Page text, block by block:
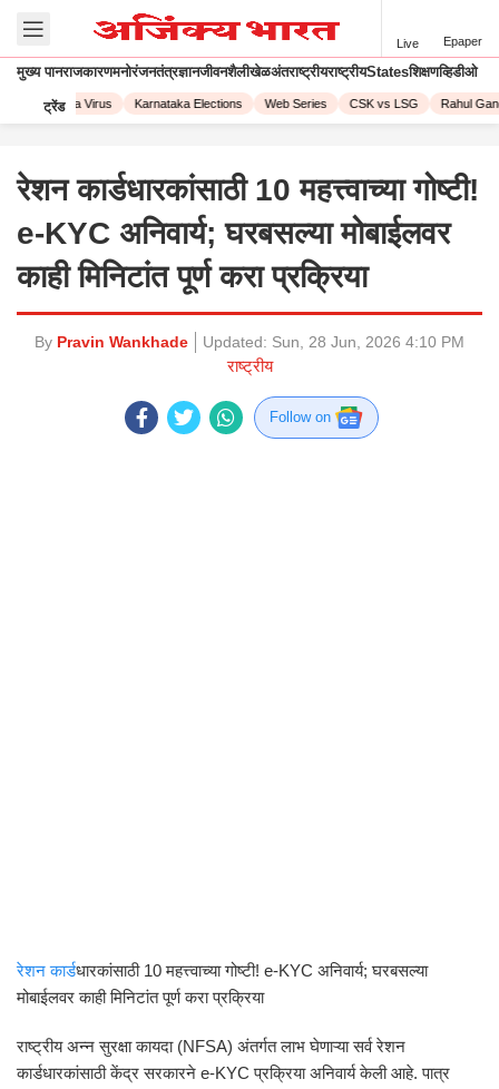
Live Epaper
मुख्य पानराजकारणमनोरंजनतंत्रज्ञानजीवनशैलीखेळअंतराष्ट्रीयराष्ट्रीयStatesशिक्षणव्हिडीओ
ट्रेंड
Corona Virus Karnataka Elections Web Series CSK vs LSG Rahul
रेशन कार्डधारकांसाठी 10 महत्त्वाच्या गोष्टी!
e-KYC अनिवार्य; घरबसल्या मोबाईलवर
काही मिनिटांत पूर्ण करा प्रक्रिया
By Pravin Wankhade Updated: Sun, 28 Jun, 2026 4:10 PM
राष्ट्रीय
Follow on
रेशन कार्डधारकांसाठी 10 महत्त्वाच्या गोष्टी! e-KYC अनिवार्य; घरबसल्या
मोबाईलवर काही मिनिटांत पूर्ण करा प्रक्रिया
राष्ट्रीय अन्न सुरक्षा कायदा (NFSA) अंतर्गत लाभ घेणाऱ्या सर्व रेशन
कार्डधारकांसाठी केंद्र सरकारने e-KYC प्रक्रिया अनिवार्य केली आहे. पात्र